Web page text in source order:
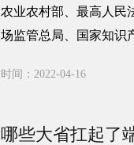
农业农村部、最高人民
场监管总局、国家知识
于激发育种原始创新
时间：2022-04-16
哪些大省扛起了